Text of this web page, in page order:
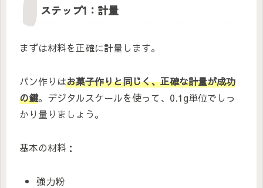
ステップ1：計量
まずは材料を正確に計量します。
パン作りはお菓子作りと同じく、正確な計量が成功
の鍵。デジタルスケールを使って、0.1g単位でしっ
かり量りましょう。
基本の材料：
強力粉